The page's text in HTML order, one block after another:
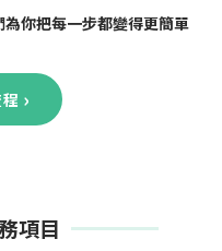
你把每一步都變得更簡單
›
項目